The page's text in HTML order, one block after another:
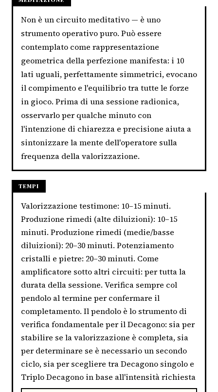
Non è un circuito meditativo — è uno
strumento operativo puro. Può essere
contemplato come rappresentazione
geometrica della perfezione manifesta: i 10
lati uguali, perfettamente simmetrici, evocano
il compimento e l'equilibrio tra tutte le forze
in gioco. Prima di una sessione radionica,
osservarlo per qualche minuto con
l'intenzione di chiarezza e precisione aiuta a
sintonizzare la mente dell'operatore sulla
frequenza della valorizzazione.
TEMPI
Valorizzazione testimone: 10–15 minuti.
Produzione rimedi (alte diluizioni): 10–15
minuti. Produzione rimedi (medie/basse
diluizioni): 20–30 minuti. Potenziamento
cristalli e pietre: 20–30 minuti. Come
amplificatore sotto altri circuiti: per tutta la
durata della sessione. Verifica sempre col
pendolo al termine per confermare il
completamento. Il pendolo è lo strumento di
verifica fondamentale per il Decagono: sia per
stabilire se la valorizzazione è completa, sia
per determinare se è necessario un secondo
ciclo, sia per scegliere tra Decagono singolo e
Triplo Decagono in base all'intensità richiesta